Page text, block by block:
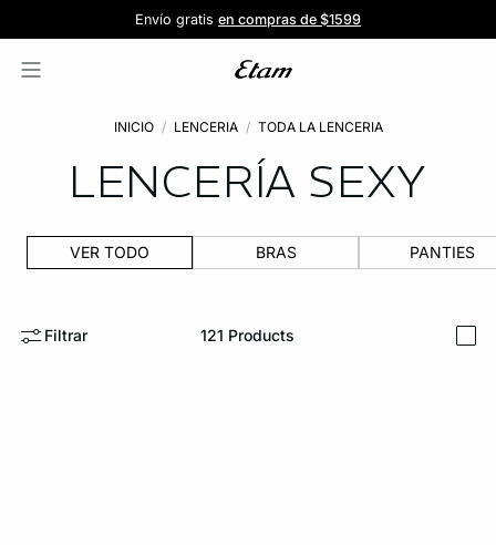
-20% en tu primera ordenal iniciar sesión
Beneficio exclusivo para clientes nuevosÚnete a ETAM
Forma parte de la familia ETAMy recibe -20% en tu primer pedido
Envío gratis en compras de $1599
INICIO LENCERIA TODA LA LENCERIA
LENCERÍA SEXY
VER TODO BRAS PANTIES
Filtrar 121 Products